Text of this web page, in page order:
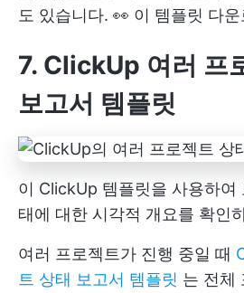
도 있습니다. 👀 이 템플릿 다
7. ClickUp 여러 프
보고서 템플릿
이 ClickUp 템플릿을 사용하여
태에 대한 시각적 개요를 확인
여러 프로젝트가 진행 중일 때
트 상태 보고서 템플릿 는 전체